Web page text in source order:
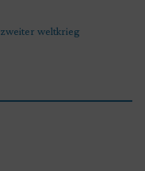
zweiter weltkrieg